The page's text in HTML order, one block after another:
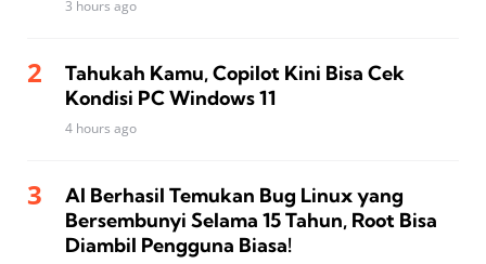
3 hours ago
Tahukah Kamu, Copilot Kini Bisa Cek
Kondisi PC Windows 11
4 hours ago
AI Berhasil Temukan Bug Linux yang
Bersembunyi Selama 15 Tahun, Root Bisa
Diambil Pengguna Biasa!